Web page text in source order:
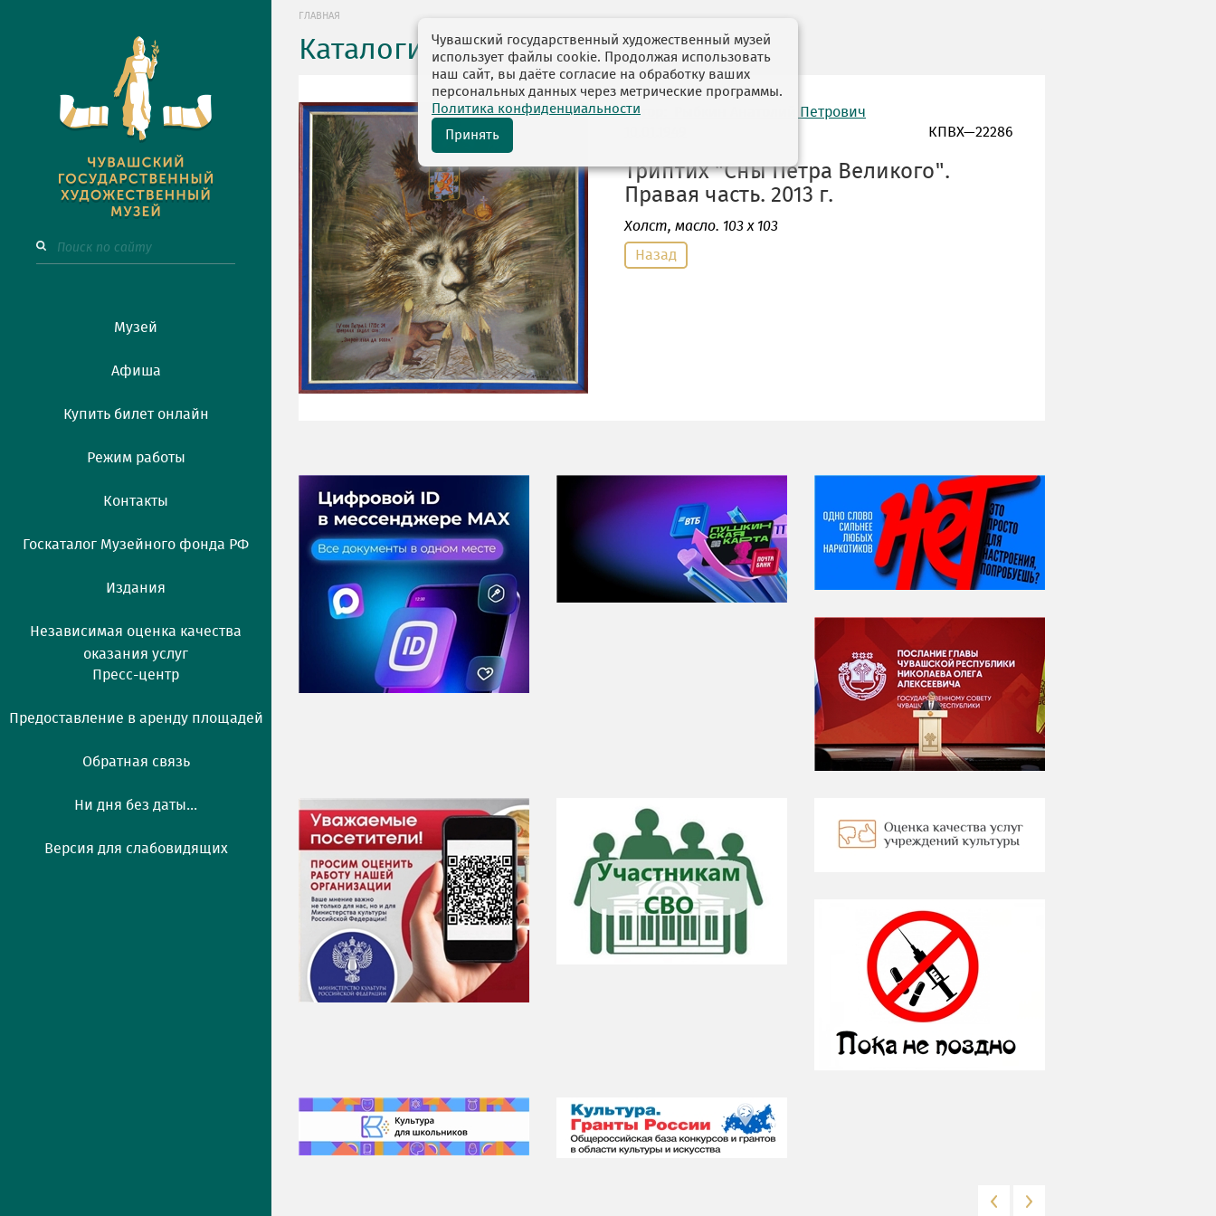
Музей
Афиша
Купить билет онлайн
Режим работы
Контакты
Госкаталог Музейного фонда РФ
Издания
Независимая оценка качества
оказания услуг
Пресс-центр
Предоставление в аренду площадей
Обратная связь
Ни дня без даты...
Версия для слабовидящих
ГЛАВНАЯ
Каталоги выставок
автор: Рыбкин Анатолий Петрович
КПВХ—22286
Триптих "Сны Петра Великого".
Правая часть. 2013 г.
Холст, масло. 103 х 103
Назад
НИ ДНЯ БЕЗ ДАТЫ...
08 августа
ВСЕМИРНЫЙ ДЕНЬ
КОШЕК
Чувашский государственный художественный музей
использует файлы cookie. Продолжая использовать
наш сайт, вы даёте согласие на обработку ваших
персональных данных через метрические программы.
Политика конфиденциальности
Принять